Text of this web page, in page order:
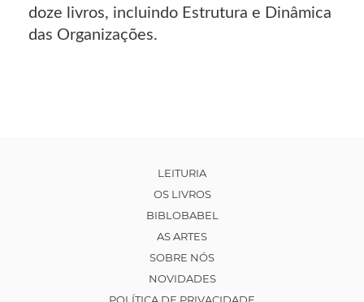
doze livros, incluindo Estrutura e Dinâmica
das Organizações.
LEITURIA
OS LIVROS
BIBLOBABEL
AS ARTES
SOBRE NÓS
NOVIDADES
POLÍTICA DE PRIVACIDADE